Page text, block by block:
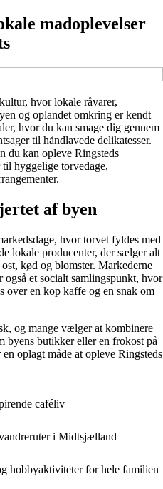
madoplevelser
hvor lokale råvarer,
og oplandet omkring er kendt
hvor du kan smage dig gennem
til håndlavede delikatesser.
du kan opleve Ringsteds
hyggelige torvedage,
af byen
hvor torvet fyldes med
lokale producenter, der sælger alt
kød og blomster. Markederne
også et socialt samlingspunkt, hvor
over en kop kaffe og en snak om
og mange vælger at kombinere
byens butikker eller en frokost på
oplagt måde at opleve Ringsteds
caféliv
i Midtsjælland
hobbyaktiviteter for hele familien